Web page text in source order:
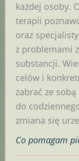
każdej osoby.
terapii
oraz
z problemami
substancji.
celów i
zabrać ze
do
zmiana się
Co pomagam